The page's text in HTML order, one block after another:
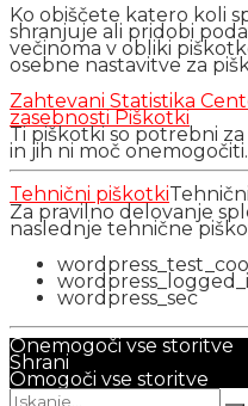
Ko obiščete katero koli
shranjuje ali pridobi
večinoma v obliki
osebne nastavitve za
Zahtevani Statistika
zasebnostiPiškotki
Ti piškotki so potrebni
in jih ni moč onemogočiti.
Tehnični piškotki
Za pravilno delovanje
naslednje tehnične
wordpress_sec
Onemogoči vse storitve
Shrani
Omogoči vse storitve